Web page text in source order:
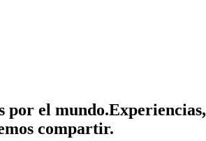
por el mundo.Experiencias,
compartir.